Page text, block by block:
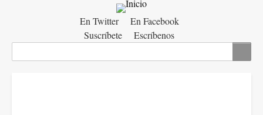
auxiliar
En Twitter
En Facebook
Suscríbete
Escríbenos